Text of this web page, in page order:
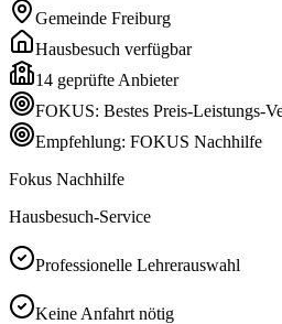
Gemeinde Freiburg
Hausbesuch verfügbar
14 geprüfte Anbieter
FOKUS: Bestes Preis-Leistungs-
Empfehlung: FOKUS Nachhilfe
Fokus Nachhilfe
Hausbesuch-Service
Professionelle Lehrerauswahl
Keine Anfahrt nötig